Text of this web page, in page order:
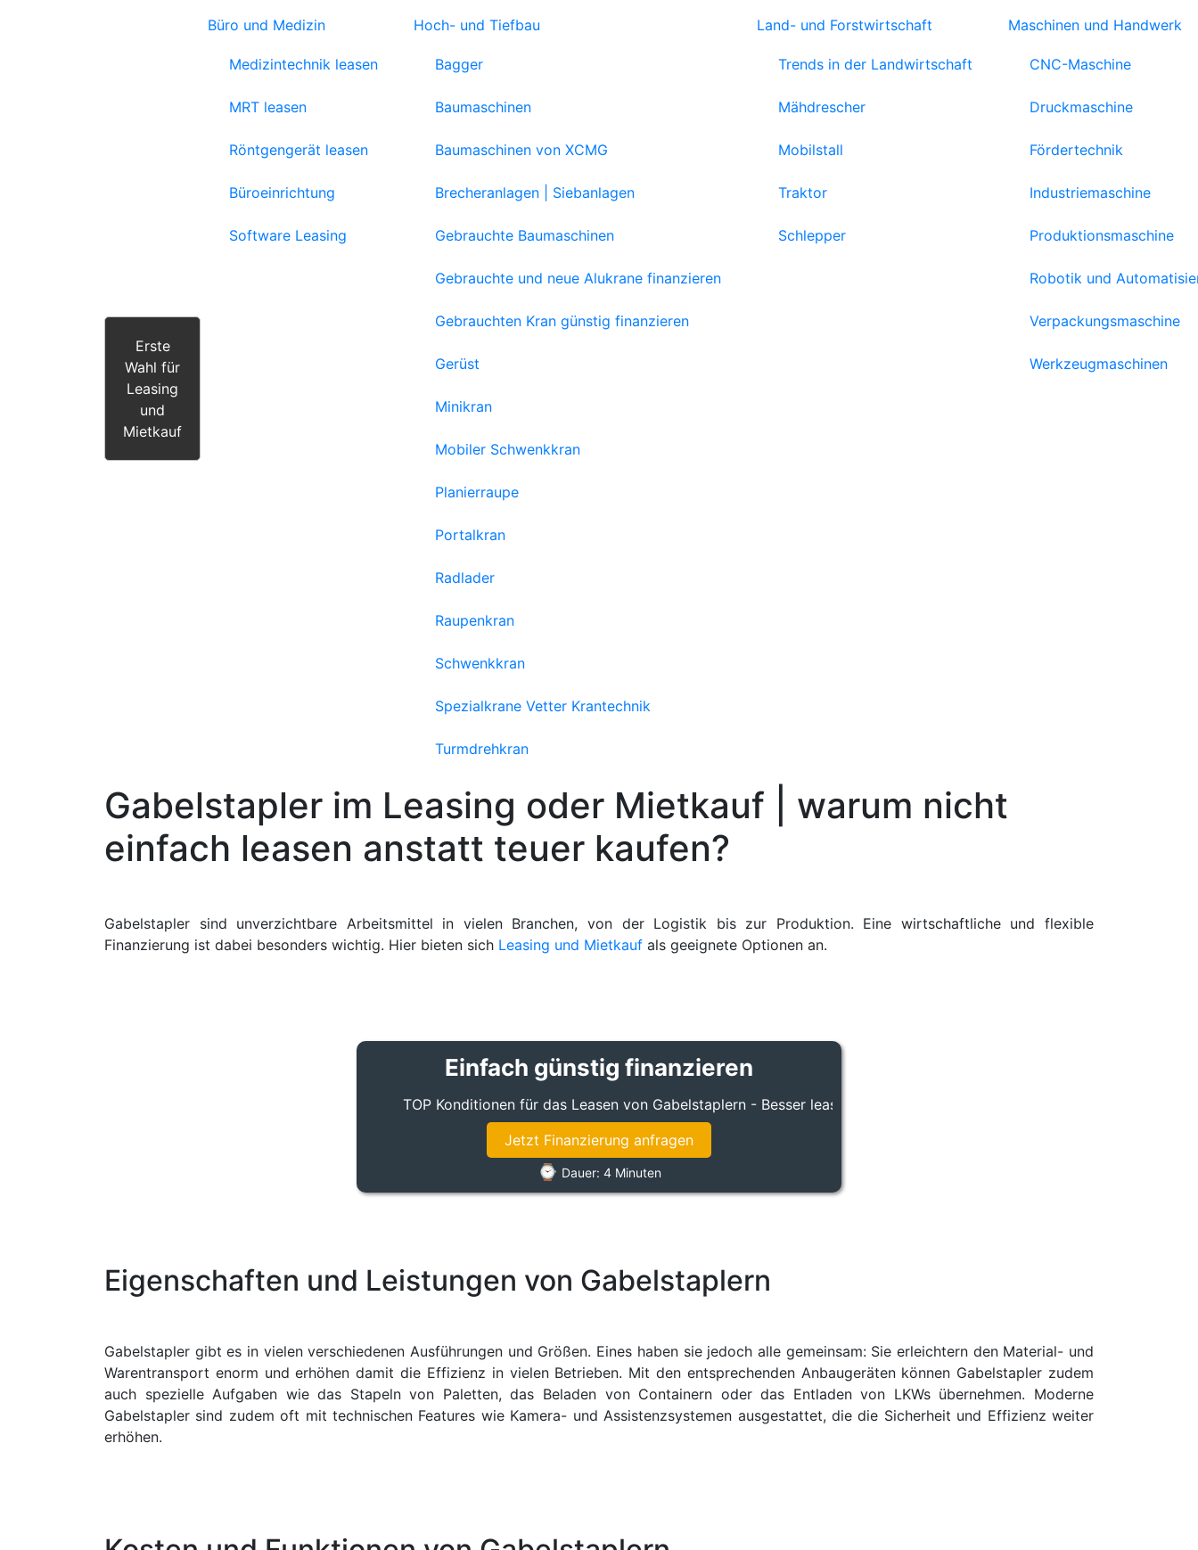
Erste
Wahl für
Leasing
und
Mietkauf
Büro und Medizin
Medizintechnik leasen
MRT leasen
Röntgengerät leasen
Büroeinrichtung
Software Leasing
Hoch- und Tiefbau
Bagger
Baumaschinen
Baumaschinen von XCMG
Brecheranlagen | Siebanlagen
Gebrauchte Baumaschinen
Gebrauchte und neue Alukrane finanzieren
Gebrauchten Kran günstig finanzieren
Gerüst
Minikran
Mobiler Schwenkkran
Planierraupe
Portalkran
Radlader
Raupenkran
Schwenkkran
Spezialkrane Vetter Krantechnik
Turmdrehkran
Land- und Forstwirtschaft
Trends in der Landwirtschaft
Mähdrescher
Mobilstall
Traktor
Schlepper
Maschinen und Handwerk
CNC-Maschine
Druckmaschine
Fördertechnik
Industriemaschine
Produktionsmaschine
Robotik und
Verpackungsmaschine
Werkzeugmaschinen
Gabelstapler im Leasing oder Mietkauf | warum nicht
einfach leasen anstatt teuer kaufen?
Gabelstapler sind unverzichtbare Arbeitsmittel in vielen Branchen, von der Logistik bis zur Produktion. Eine wirtschaftliche und flexible
Finanzierung ist dabei besonders wichtig. Hier bieten sich Leasing und Mietkauf als geeignete Optionen an.
Einfach günstig finanzieren
TOP Konditionen für das Leasen von Gabelstaplern - Besser leasen anstatt teuer kaufen - Gerne machen wir Ihnen ein
Jetzt Finanzierung anfragen
⌚ Dauer: 4 Minuten
Eigenschaften und Leistungen von Gabelstaplern
Gabelstapler gibt es in vielen verschiedenen Ausführungen und Größen. Eines haben sie jedoch alle gemeinsam: Sie erleichtern den Material- und
Warentransport enorm und erhöhen damit die Effizienz in vielen Betrieben. Mit den entsprechenden Anbaugeräten können Gabelstapler zudem
auch spezielle Aufgaben wie das Stapeln von Paletten, das Beladen von Containern oder das Entladen von LKWs übernehmen. Moderne
Gabelstapler sind zudem oft mit technischen Features wie Kamera- und Assistenzsystemen ausgestattet, die die Sicherheit und Effizienz weiter
erhöhen.